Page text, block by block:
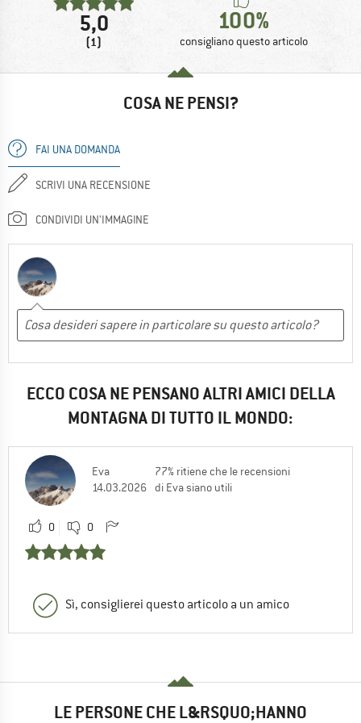
5,0
(1)
100%
consigliano questo articolo
COSA NE PENSI?
FAI UNA DOMANDA
SCRIVI UNA RECENSIONE
CONDIVIDI UN'IMMAGINE
ECCO COSA NE PENSANO ALTRI AMICI DELLA
MONTAGNA DI TUTTO IL MONDO:
Eva
14.03.2026
77% ritiene che le recensioni
di Eva siano utili
0 0
Sì, consiglierei questo articolo a un amico
LE PERSONE CHE L&RSQUO;HANNO